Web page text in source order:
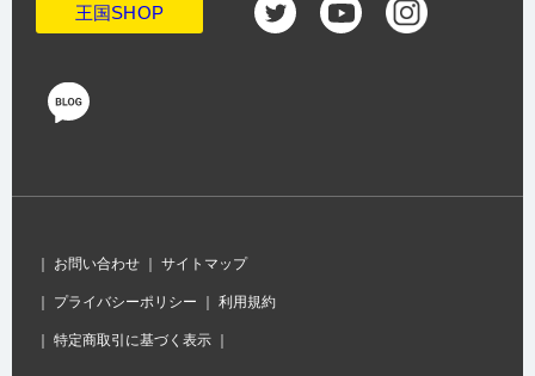
王国SHOP
｜ お問い合わせ ｜ サイトマップ
｜ プライバシーポリシー ｜ 利用規約
｜ 特定商取引に基づく表示 ｜